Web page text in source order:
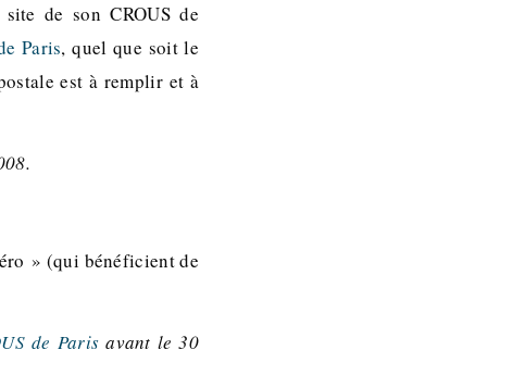
de son CROUS de
Paris, quel que soit le
est à remplir et à
» (qui bénéficient de
de Paris avant le 30